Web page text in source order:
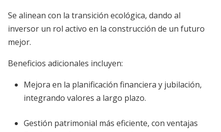
Se alinean con la transición ecológica, dando al
inversor un rol activo en la construcción de un futuro
mejor.
Beneficios adicionales incluyen:
Mejora en la planificación financiera y jubilación,
integrando valores a largo plazo.
Gestión patrimonial más eficiente, con ventajas